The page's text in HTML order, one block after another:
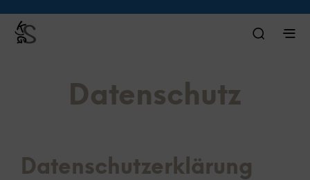
Datenschutz
Datenschutzerklärung